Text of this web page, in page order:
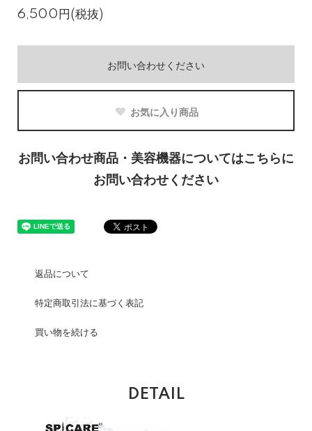
6,500円(税抜)
お問い合わせください
お気に入り商品
お問い合わせ商品・美容機器についてはこちらに
お問い合わせください
返品について
特定商取引法に基づく表記
買い物を続ける
DETAIL